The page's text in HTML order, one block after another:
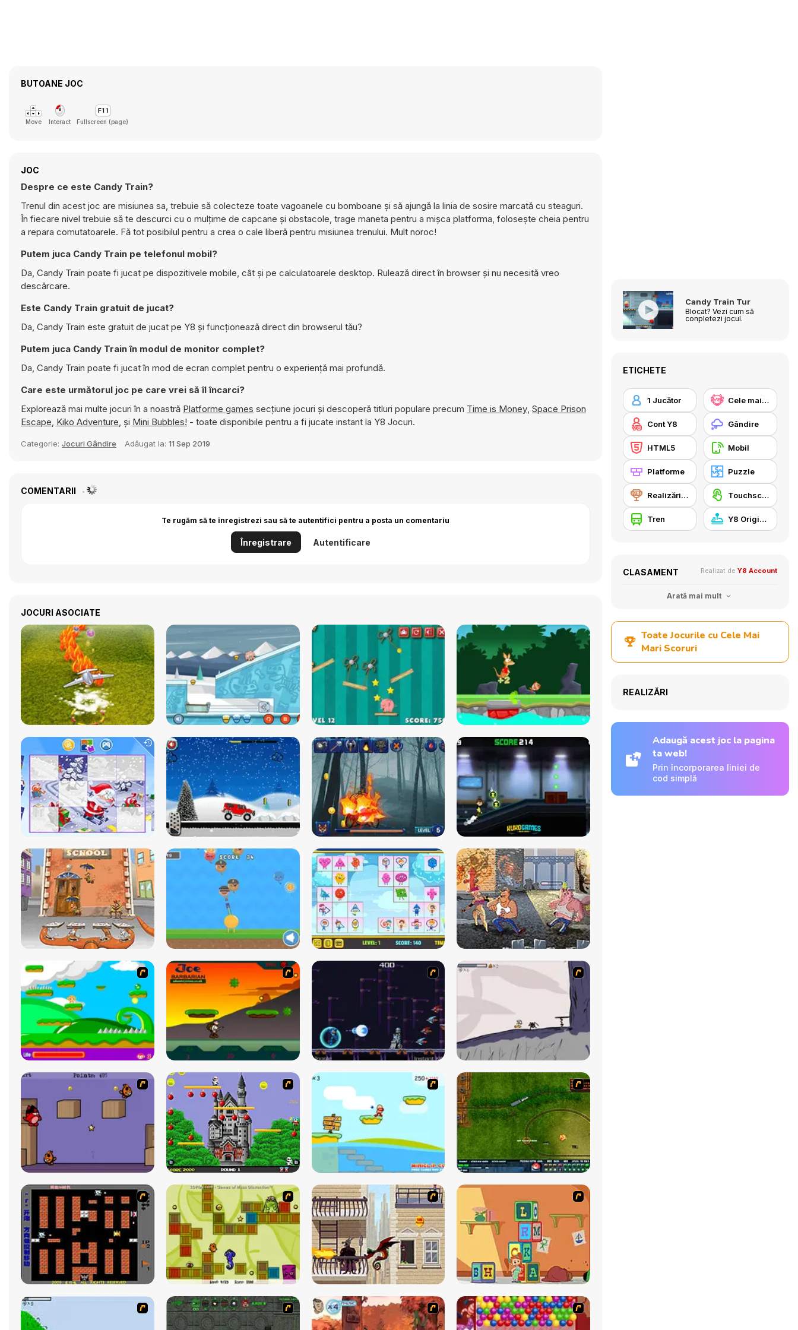
BUTOANE JOC
Move Interact Fullscreen (page)
JOC
Despre ce este Candy Train?
Trenul din acest joc are misiunea sa, trebuie să colecteze toate vagoanele cu bomboane și să ajungă la linia de sosire marcată cu steaguri.
În fiecare nivel trebuie să te descurci cu o mulțime de capcane și obstacole, trage maneta pentru a mișca platforma, folosește cheia pentru
a repara comutatoarele. Fă tot posibilul pentru a crea o cale liberă pentru misiunea trenului. Mult noroc!
Putem juca Candy Train pe telefonul mobil?
Da, Candy Train poate fi jucat pe dispozitivele mobile, cât și pe calculatoarele desktop. Rulează direct în browser și nu necesită vreo
descărcare.
Este Candy Train gratuit de jucat?
Da, Candy Train este gratuit de jucat pe Y8 și funcționează direct din browserul tău?
Putem juca Candy Train în modul de monitor complet?
Da, Candy Train poate fi jucat în mod de ecran complet pentru o experiență mai profundă.
Care este următorul joc pe care vrei să îl încarci?
Explorează mai multe jocuri în a noastră Platforme games secțiune jocuri și descoperă titluri populare precum Time is Money, Space Prison
Escape, Kiko Adventure, și Mini Bubbles! - toate disponibile pentru a fi jucate instant la Y8 Jocuri.
Categorie: Jocuri Gândire Adăugat la: 11 Sep 2019
COMENTARII
Te rugăm să te înregistrezi sau să te autentifici pentru a posta un comentariu
Înregistrare Autentificare
JOCURI ASOCIATE
Candy Train Tur
Blocat? Vezi cum să
conpletezi jocul.
ETICHETE
1 Jucător Cele mai mari scoruri Y8
Cont Y8 Gândire
HTML5 Mobil
Platforme Puzzle
Realizări Y8 Touchscreen
Tren Y8 Originals
CLASAMENT Realizat de Y8 Account
Arată mai mult
Toate Jocurile cu Cele Mai
Mari Scoruri
REALIZĂRI
Adaugă acest joc la pagina
ta web!
Prin încorporarea liniei de
cod simplă